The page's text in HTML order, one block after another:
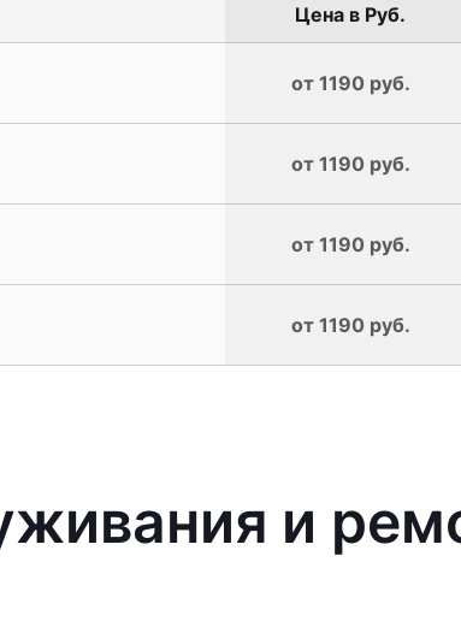
Цена в Руб.
от 1190 руб.
от 1190 руб.
от 1190 руб.
от 1190 руб.
и